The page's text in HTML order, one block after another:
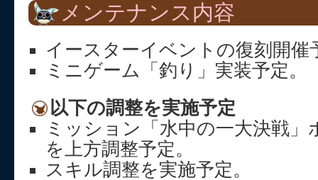
メンテナンス内容
イースターイベントの復刻開催
ミニゲーム「釣り」実装予定。
以下の調整を実施予定
ミッション「水中の一大決戦」
を上方調整予定。
スキル調整を実施予定。